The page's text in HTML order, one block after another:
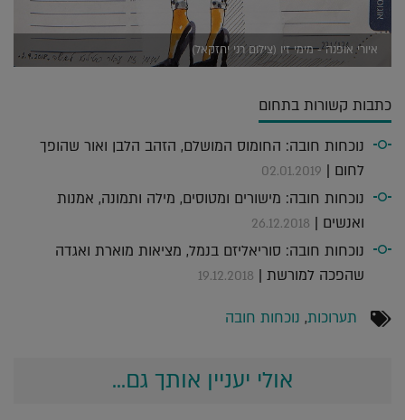
איורי אופנה - מימי זיו (צילום רני יחזקאל)
כתבות קשורות בתחום
נוכחות חובה: החומוס המושלם, הזהב הלבן ואור שהופך
לחום | 02.01.2019
נוכחות חובה: מישורים ומטוסים, מילה ותמונה, אמנות
ואנשים | 26.12.2018
נוכחות חובה: סוריאליזם בנמל, מציאות מוארת ואגדה
שהפכה למורשת | 19.12.2018
תערוכות, נוכחות חובה
אולי יעניין אותך גם...